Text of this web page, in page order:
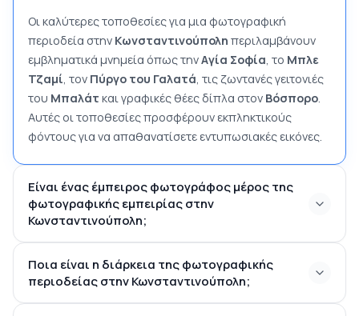
Οι καλύτερες τοποθεσίες για μια φωτογραφική
περιοδεία στην Kωνσταντινούπολη περιλαμβάνουν
εμβληματικά μνημεία όπως τηνAγία Σοφία, το Μπλε
Τζαμί, τον Πύργο του Γαλατά, τις ζωντανές γειτονιές
του Μπαλάτ και γραφικές θέες δίπλα στον Βόσπορο.
Αυτές οι τοποθεσίες προσφέρουν εκπληκτικούς
φόντους για να απαθανατίσετε εντυπωσιακές εικόνες.
Είναι ένας έμπειρος φωτογράφος μέρος της
φωτογραφικής εμπειρίας στην
Κωνσταντινούπολη;
Ποια είναι η διάρκεια της φωτογραφικής
περιοδείας στην Κωνσταντινούπολη;